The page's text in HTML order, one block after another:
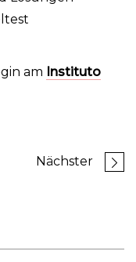
am Instituto
Nächster